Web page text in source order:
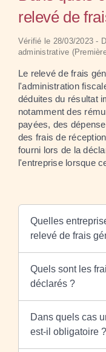
relevé de
Vérifié le 28/03/2023 -
administrative
Le relevé de frais
l'administration
déduites du résultat
notamment des
payées, des
des frais de
fourni lors de la
l'entreprise lorsque
Quelles
relevé de frais
Quels sont les
déclarés ?
Dans quels cas
est-il obligatoire ?